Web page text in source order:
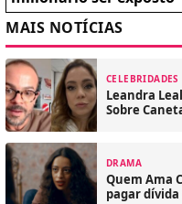
MAIS NOTÍCIAS
CELEBRIDADES
Leandra
Sobre
DRAMA
Quem Ama
pagar dívida